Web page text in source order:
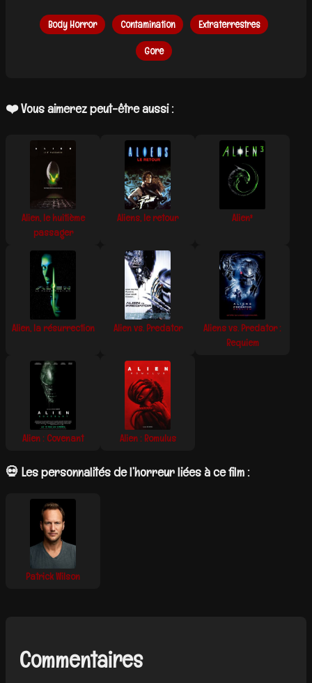
Body Horror Contamination Extraterrestres
Gore
❤️ Vous aimerez peut-être aussi :
Alien, le huitième
passager
Aliens, le retour Alien³
Alien, la résurrection Alien vs. Predator
Aliens vs. Predator :
Requiem
Alien : Covenant Alien : Romulus
💀 Les personnalités de l’horreur liées à ce film :
Patrick Wilson
Commentaires